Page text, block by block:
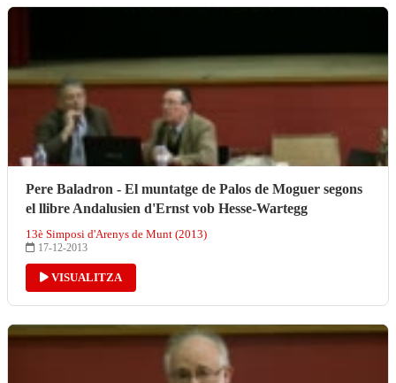
Pere Baladron - El muntatge de Palos de Moguer segons
el llibre Andalusien d'Ernst vob Hesse-Wartegg
13è Simposi d'Arenys de Munt (2013)
17-12-2013
VISUALITZA